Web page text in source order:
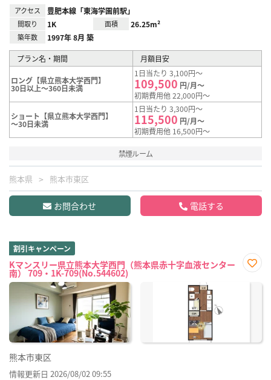
アクセス 豊肥本線「東海学園前駅」
間取り 1K 面積 26.25m²
築年数 1997年 8月 築
プラン名・期間 月額目安
ロング【県立熊本大学西門】
30日以上～360日未満
1日当たり 3,100円～
109,500 円/月～
初期費用他 22,000円～
ショート【県立熊本大学西門】
～30日未満
1日当たり 3,300円～
115,500 円/月～
初期費用他 16,500円～
禁煙ルーム
熊本県 熊本市東区
お問合わせ 電話する
割引キャンペーン
Kマンスリー県立熊本大学西門（熊本県赤十字血液センター
南） 709・1K-709(No.544602)
に入
熊本市東区
情報更新日 2026/08/02 09:55